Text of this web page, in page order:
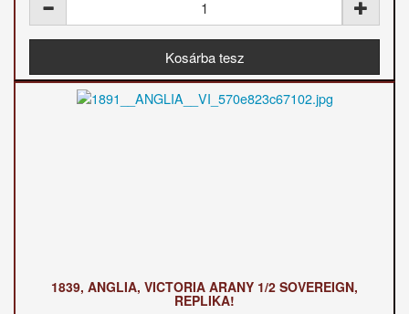
1839, ANGLIA, VICTORIA ARANY 1/2 SOVEREIGN,
REPLIKA!